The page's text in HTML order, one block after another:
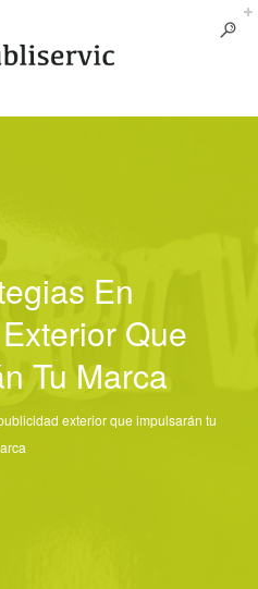
En
Que
Tu Marca
exterior que impulsarán tu